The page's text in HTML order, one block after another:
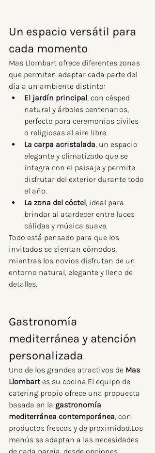
Un espacio versátil para
cada momento
Mas Llombart ofrece diferentes zonas
que permiten adaptar cada parte del
día a un ambiente distinto:
El jardín principal, con césped
natural y árboles centenarios,
perfecto para ceremonias civiles
o religiosas al aire libre.
La carpa acristalada, un espacio
elegante y climatizado que se
integra con el paisaje y permite
disfrutar del exterior durante todo
el año.
La zona del cóctel, ideal para
brindar al atardecer entre luces
cálidas y música suave.
Todo está pensado para que los
invitados se sientan cómodos,
mientras los novios disfrutan de un
entorno natural, elegante y lleno de
detalles.
Gastronomía
mediterránea y atención
personalizada
Uno de los grandes atractivos de Mas
Llombart es su cocina.El equipo de
catering propio ofrece una propuesta
basada en la gastronomía
mediterránea contemporánea, con
productos frescos y de proximidad.Los
menús se adaptan a las necesidades